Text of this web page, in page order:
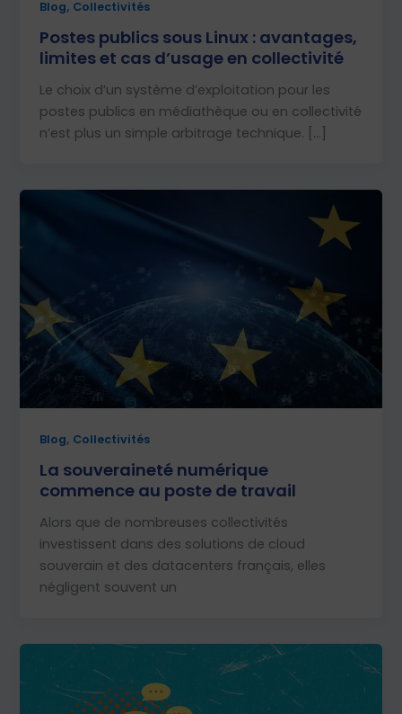
Blog, Collectivités
Postes publics sous Linux : avantages,
limites et cas d’usage en collectivité
Le choix d’un système d’exploitation pour les
postes publics en médiathèque ou en collectivité
n’est plus un simple arbitrage technique. […]
Blog, Collectivités
La souveraineté numérique
commence au poste de travail
Alors que de nombreuses collectivités
investissent dans des solutions de cloud
souverain et des datacenters français, elles
négligent souvent un